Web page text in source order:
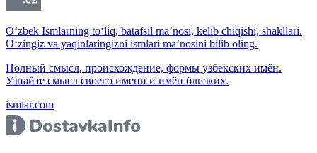
O‘zbek Ismlarning to‘liq, batafsil ma’nosi, kelib chiqishi, shakllari.
O‘zingiz va yaqinlaringizni ismlari ma’nosini bilib oling.
Полный смысл, происхождение, формы узбекских имён.
Узнайте смысл своего имени и имён близких.
ismlar.com